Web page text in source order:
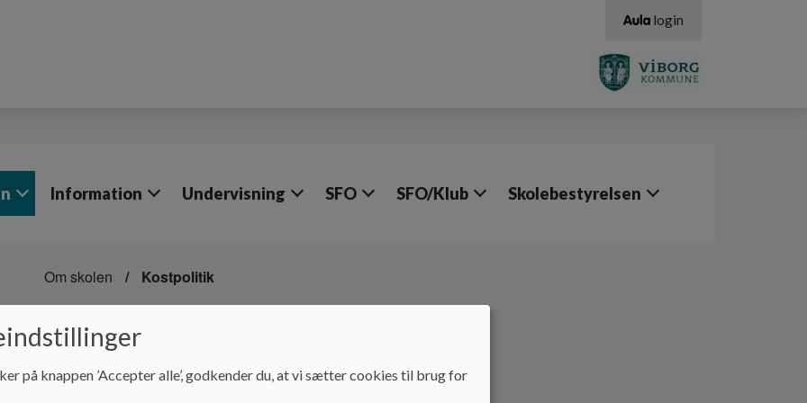
login
Information Undervisning SFO SFO/Klub Skolebestyrelsen
Om skolen Kostpolitik
Kostpolitik
Kostpolitik
på knappen ’Accepter alle’, godkender du, at vi sætter cookies til brug for